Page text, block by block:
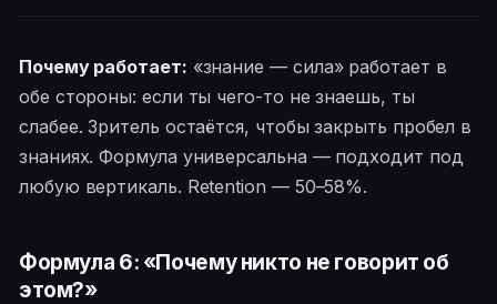
Почему работает: «знание — сила» работает в
обе стороны: если ты чего-то не знаешь, ты
слабее. Зритель остаётся, чтобы закрыть пробел в
знаниях. Формула универсальна — подходит под
любую вертикаль. Retention — 50–58%.
Формула 6: «Почему никто не говорит об
этом?»